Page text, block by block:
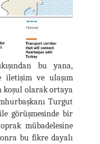
bu yana,
iletişim ve ulaşım
koşul olarak ortaya
Turgut
görüşmesinde bir
mübadelesine
bu fikre dayalı